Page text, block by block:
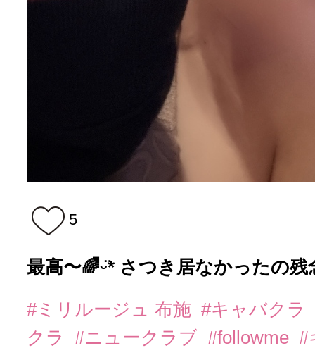
5
最高〜🌈ᵕ̈* さつき居なかったの残
#ミリルージュ 布施 #キャバクラ
クラ
#ニュークラブ #followme #